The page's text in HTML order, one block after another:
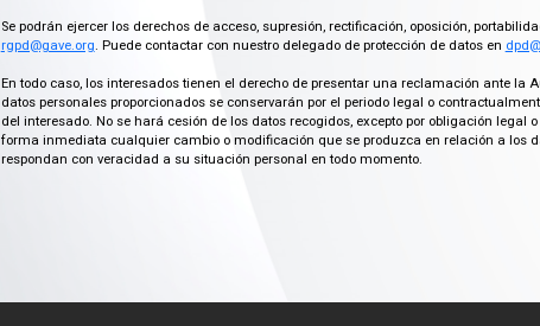
Se podrán ejercer los derechos de acceso, supresión, rectificación, oposición,
rgpd@gave.org. Puede contactar con nuestro delegado de protección de datos en
En todo caso, los interesados tienen el derecho de presentar una reclamación ante la
datos personales proporcionados se conservarán por el periodo legal o
del interesado. No se hará cesión de los datos recogidos, excepto por obligación legal
forma inmediata cualquier cambio o modificación que se produzca en relación a los
respondan con veracidad a su situación personal en todo momento.